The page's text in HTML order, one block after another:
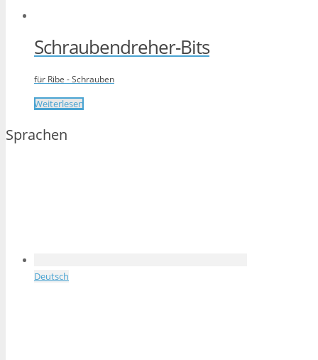
Schraubendreher-Bits
für Ribe - Schrauben
Weiterlesen
Sprachen
Deutsch